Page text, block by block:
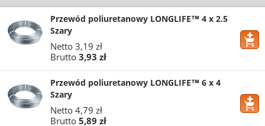
Przewód poliuretanowy LONGLIFE™ 4 x 2.5
Szary
Netto 3,19 zł
Brutto 3,93 zł
Przewód poliuretanowy LONGLIFE™ 6 x 4
Szary
Netto 4,79 zł
Brutto 5,89 zł